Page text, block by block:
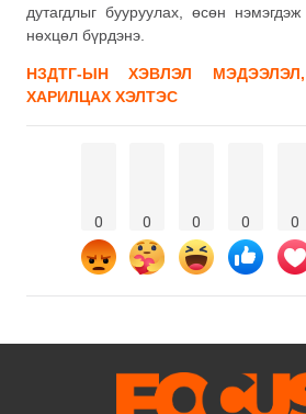
дутагдлыг бууруулах, өсөн нэмэгдэж
нөхцөл бүрдэнэ.
НЗДТГ-ЫН ХЭВЛЭЛ
ХАРИЛЦАХ ХЭЛТЭС
0 0 0 0 0